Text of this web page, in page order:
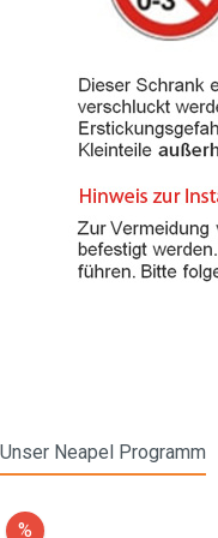
Unser Neapel Programm
%